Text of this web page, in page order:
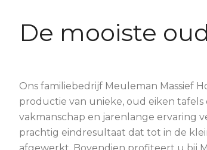
De mooiste
Ons familiebedrijf Meuleman Massief
productie van unieke, oud eiken tafels
vakmanschap en jarenlange ervaring
prachtig eindresultaat dat tot in de